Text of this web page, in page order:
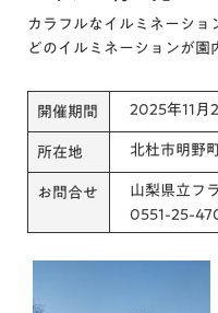
カラフルなイルミネーショ
どのイルミネーションが園
開催期間 2025年11月
所在地 北杜市明野
お問合せ
山梨県立フ
0551-25-